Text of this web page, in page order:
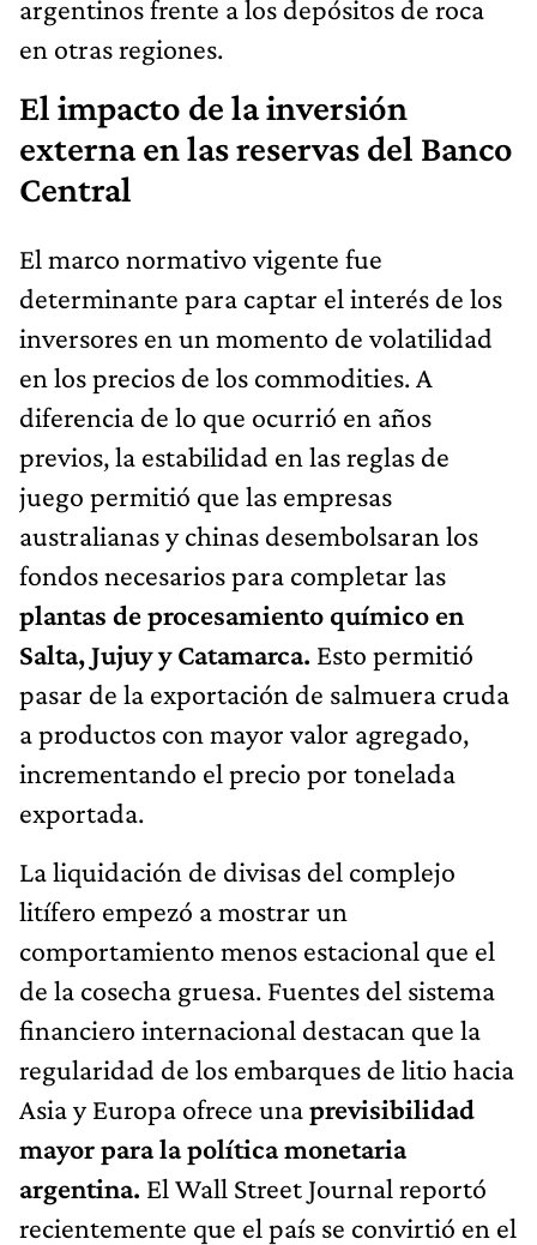
argentinos frente a los depósitos de roca
en otras regiones.
El impacto de la inversión
externa en las reservas del Banco
Central
El marco normativo vigente fue
determinante para captar el interés de los
inversores en un momento de volatilidad
en los precios de los commodities. A
diferencia de lo que ocurrió en años
previos, la estabilidad en las reglas de
juego permitió que las empresas
australianas y chinas desembolsaran los
fondos necesarios para completar las
plantas de procesamiento químico en
Salta, Jujuy y Catamarca. Esto permitió
pasar de la exportación de salmuera cruda
a productos con mayor valor agregado,
incrementando el precio por tonelada
exportada.
La liquidación de divisas del complejo
litífero empezó a mostrar un
comportamiento menos estacional que el
de la cosecha gruesa. Fuentes del sistema
financiero internacional destacan que la
regularidad de los embarques de litio hacia
Asia y Europa ofrece unaprevisibilidad
mayor para la política monetaria
argentina. El Wall Street Journal reportó
recientemente que el país se convirtió en el